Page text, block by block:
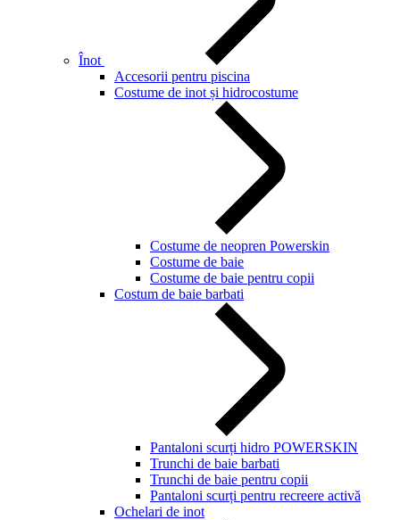
Înot
Accesorii pentru piscina
Costume de inot și hidrocostume
Costume de neopren Powerskin
Costume de baie
Costume de baie pentru copii
Costum de baie barbati
Pantaloni scurți hidro POWERSKIN
Trunchi de baie barbati
Trunchi de baie pentru copii
Pantaloni scurți pentru recreere activă
Ochelari de inot